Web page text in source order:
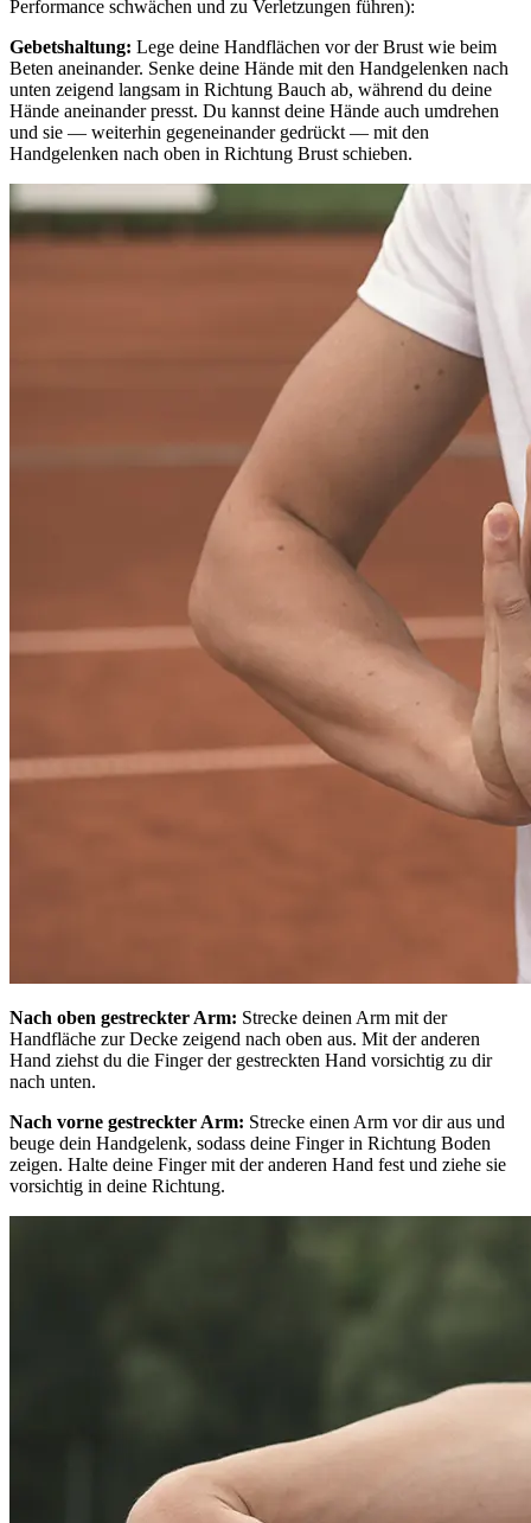
Performance schwächen und zu Verletzungen führen):
Gebetshaltung: Lege deine Handflächen vor der Brust wie beim
Beten aneinander. Senke deine Hände mit den Handgelenken nach
unten zeigend langsam in Richtung Bauch ab, während du deine
Hände aneinander presst. Du kannst deine Hände auch umdrehen
und sie — weiterhin gegeneinander gedrückt — mit den
Handgelenken nach oben in Richtung Brust schieben.
Nach oben gestreckter Arm: Strecke deinen Arm mit der
Handfläche zur Decke zeigend nach oben aus. Mit der anderen
Hand ziehst du die Finger der gestreckten Hand vorsichtig zu dir
nach unten.
Nach vorne gestreckter Arm: Strecke einen Arm vor dir aus und
beuge dein Handgelenk, sodass deine Finger in Richtung Boden
zeigen. Halte deine Finger mit der anderen Hand fest und ziehe sie
vorsichtig in deine Richtung.